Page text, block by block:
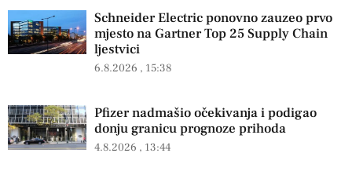
Schneider Electric ponovno zauzeo prvo
mjesto na Gartner Top 25 Supply Chain
ljestvici
6.8.2026 15:38
Pfizer nadmašio očekivanja i podigao
donju granicu prognoze prihoda
4.8.2026 13:44